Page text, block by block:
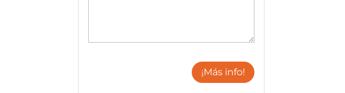
¡Más info!